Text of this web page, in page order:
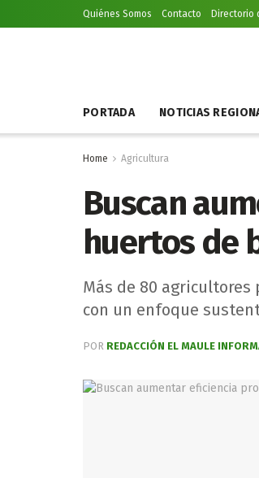
Quiénes Somos Contacto Directorio
PORTADA NOTICIAS
Home Agricultura
Buscan
huertos de
Más de 80
con un enfoque
POR REDACCIÓN EL MAULE